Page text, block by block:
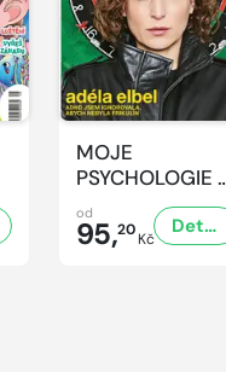
MOJE
PSYCHOLOGIE
8/2026
od
95,20Kč
Detail